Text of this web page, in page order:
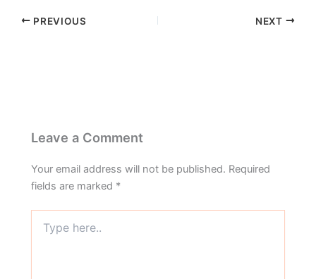
PREVIOUS NEXT
Leave a Comment
Your email address will not be published. Required
fields are marked *
here..